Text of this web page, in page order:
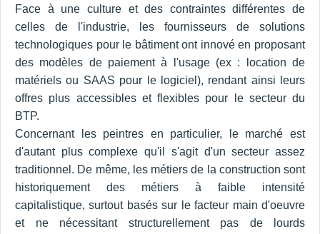
Face à une culture et des contraintes différentes de
celles de l'industrie, les fournisseurs de solutions
technologiques pour le bâtiment ont innové en proposant
des modèles de paiement à l'usage (ex : location de
matériels ou SAAS pour le logiciel), rendant ainsi leurs
offres plus accessibles et flexibles pour le secteur du
BTP.
Concernant les peintres en particulier, le marché est
d'autant plus complexe qu'il s'agit d'un secteur assez
traditionnel. De même, les métiers de la construction sont
historiquement des métiers à faible intensité
capitalistique, surtout basés sur le facteur main d'oeuvre
et ne nécessitant structurellement pas de lourds